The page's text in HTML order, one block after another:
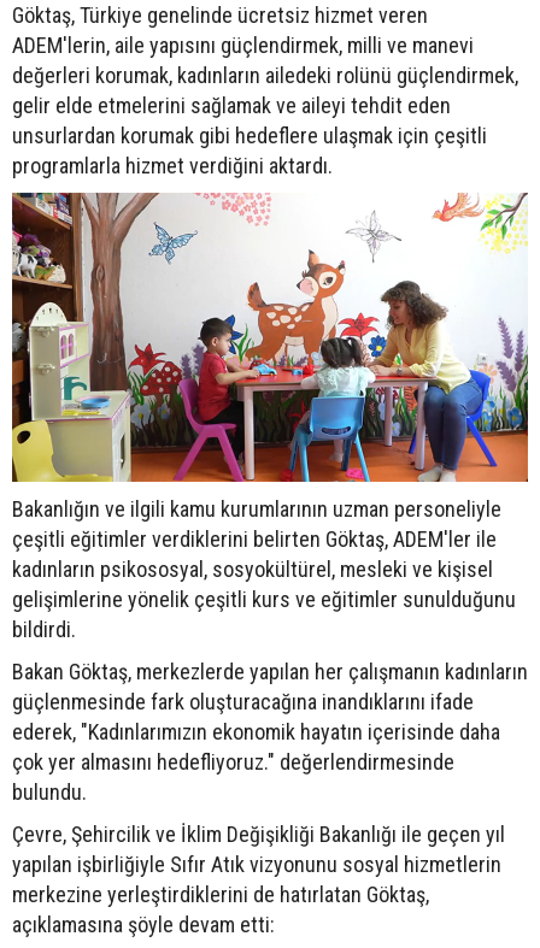
Göktaş, Türkiye genelinde ücretsiz hizmet veren
ADEM'lerin, aile yapısını güçlendirmek, milli ve manevi
değerleri korumak, kadınların ailedeki rolünü güçlendirmek,
gelir elde etmelerini sağlamak ve aileyi tehdit eden
unsurlardan korumak gibi hedeflere ulaşmak için çeşitli
programlarla hizmet verdiğini aktardı.
Bakanlığın ve ilgili kamu kurumlarının uzman personeliyle
çeşitli eğitimler verdiklerini belirten Göktaş, ADEM'ler ile
kadınların psikososyal, sosyokültürel, mesleki ve kişisel
gelişimlerine yönelik çeşitli kurs ve eğitimler sunulduğunu
bildirdi.
Bakan Göktaş, merkezlerde yapılan her çalışmanın kadınların
güçlenmesinde fark oluşturacağına inandıklarını ifade
ederek, "Kadınlarımızın ekonomik hayatın içerisinde daha
çok yer almasını hedefliyoruz." değerlendirmesinde
bulundu.
Çevre, Şehircilik ve İklim Değişikliği Bakanlığı ile geçen yıl
yapılan işbirliğiyle Sıfır Atık vizyonunu sosyal hizmetlerin
merkezine yerleştirdiklerini de hatırlatan Göktaş,
açıklamasına şöyle devam etti: